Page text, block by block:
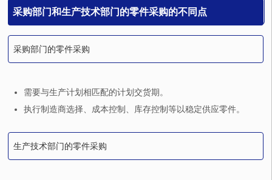
采购部门和生产技术部门的零件采购的不同点
采购部门的零件采购
需要与生产计划相匹配的计划交货期。
执行制造商选择、成本控制、库存控制等以稳定供应零件。
生产技术部门的零件采购